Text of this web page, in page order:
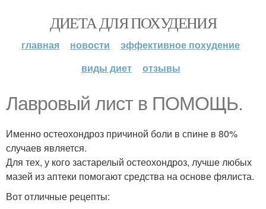
ДИЕТА ДЛЯ ПОХУДЕНИЯ
главная новости
эффективное похудение
виды диет
отзывы
Лавровый лист в ПОМОЩЬ.
Именно остеохондроз причиной боли в спине в 80%
случаев является.
Для тех, у кого застарелый остеохондроз, лучше любых
мазей из аптеки помогают средства на основе фялиста.
Вот отличные рецепты: